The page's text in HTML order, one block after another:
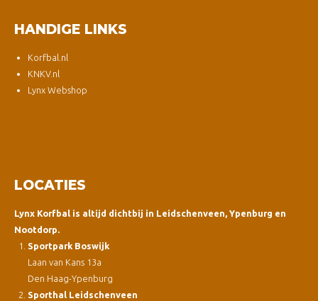
HANDIGE LINKS
Korfbal.nl
KNKV.nl
Lynx Webshop
LOCATIES
Lynx Korfbal is altijd dichtbij in Leidschenveen, Ypenburg en
Nootdorp.
Sportpark Boswijk
Laan van Kans 13a
Den Haag-Ypenburg
Sporthal Leidschenveen